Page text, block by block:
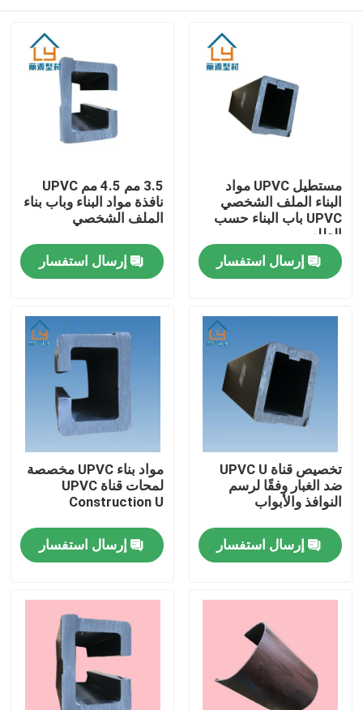
بيت
أشرطة فيديو
معلومات عنا
رقابة جودة
اتصل بنا
اطلب اقتباس
ملامح الباب UPVC
ملامح نافذة UPVC
مستطيل UPVC مواد
البناء الملف الشخصي
UPVC باب البناء حسب
الطلب
إرسال استفسار
3.5 مم 4.5 مم UPVC
نافذة مواد البناء وباب بناء
الملف الشخصي
إرسال استفسار
تخصيص قناة UPVC U
ضد الغبار وفقًا لرسم
النوافذ والأبواب
إرسال استفسار
مواد بناء UPVC مخصصة
لمحات قناة UPVC
Construction U
إرسال استفسار